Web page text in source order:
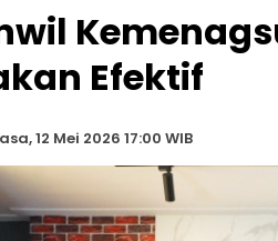
Efektif
12 Mei 2026 17:00 WIB